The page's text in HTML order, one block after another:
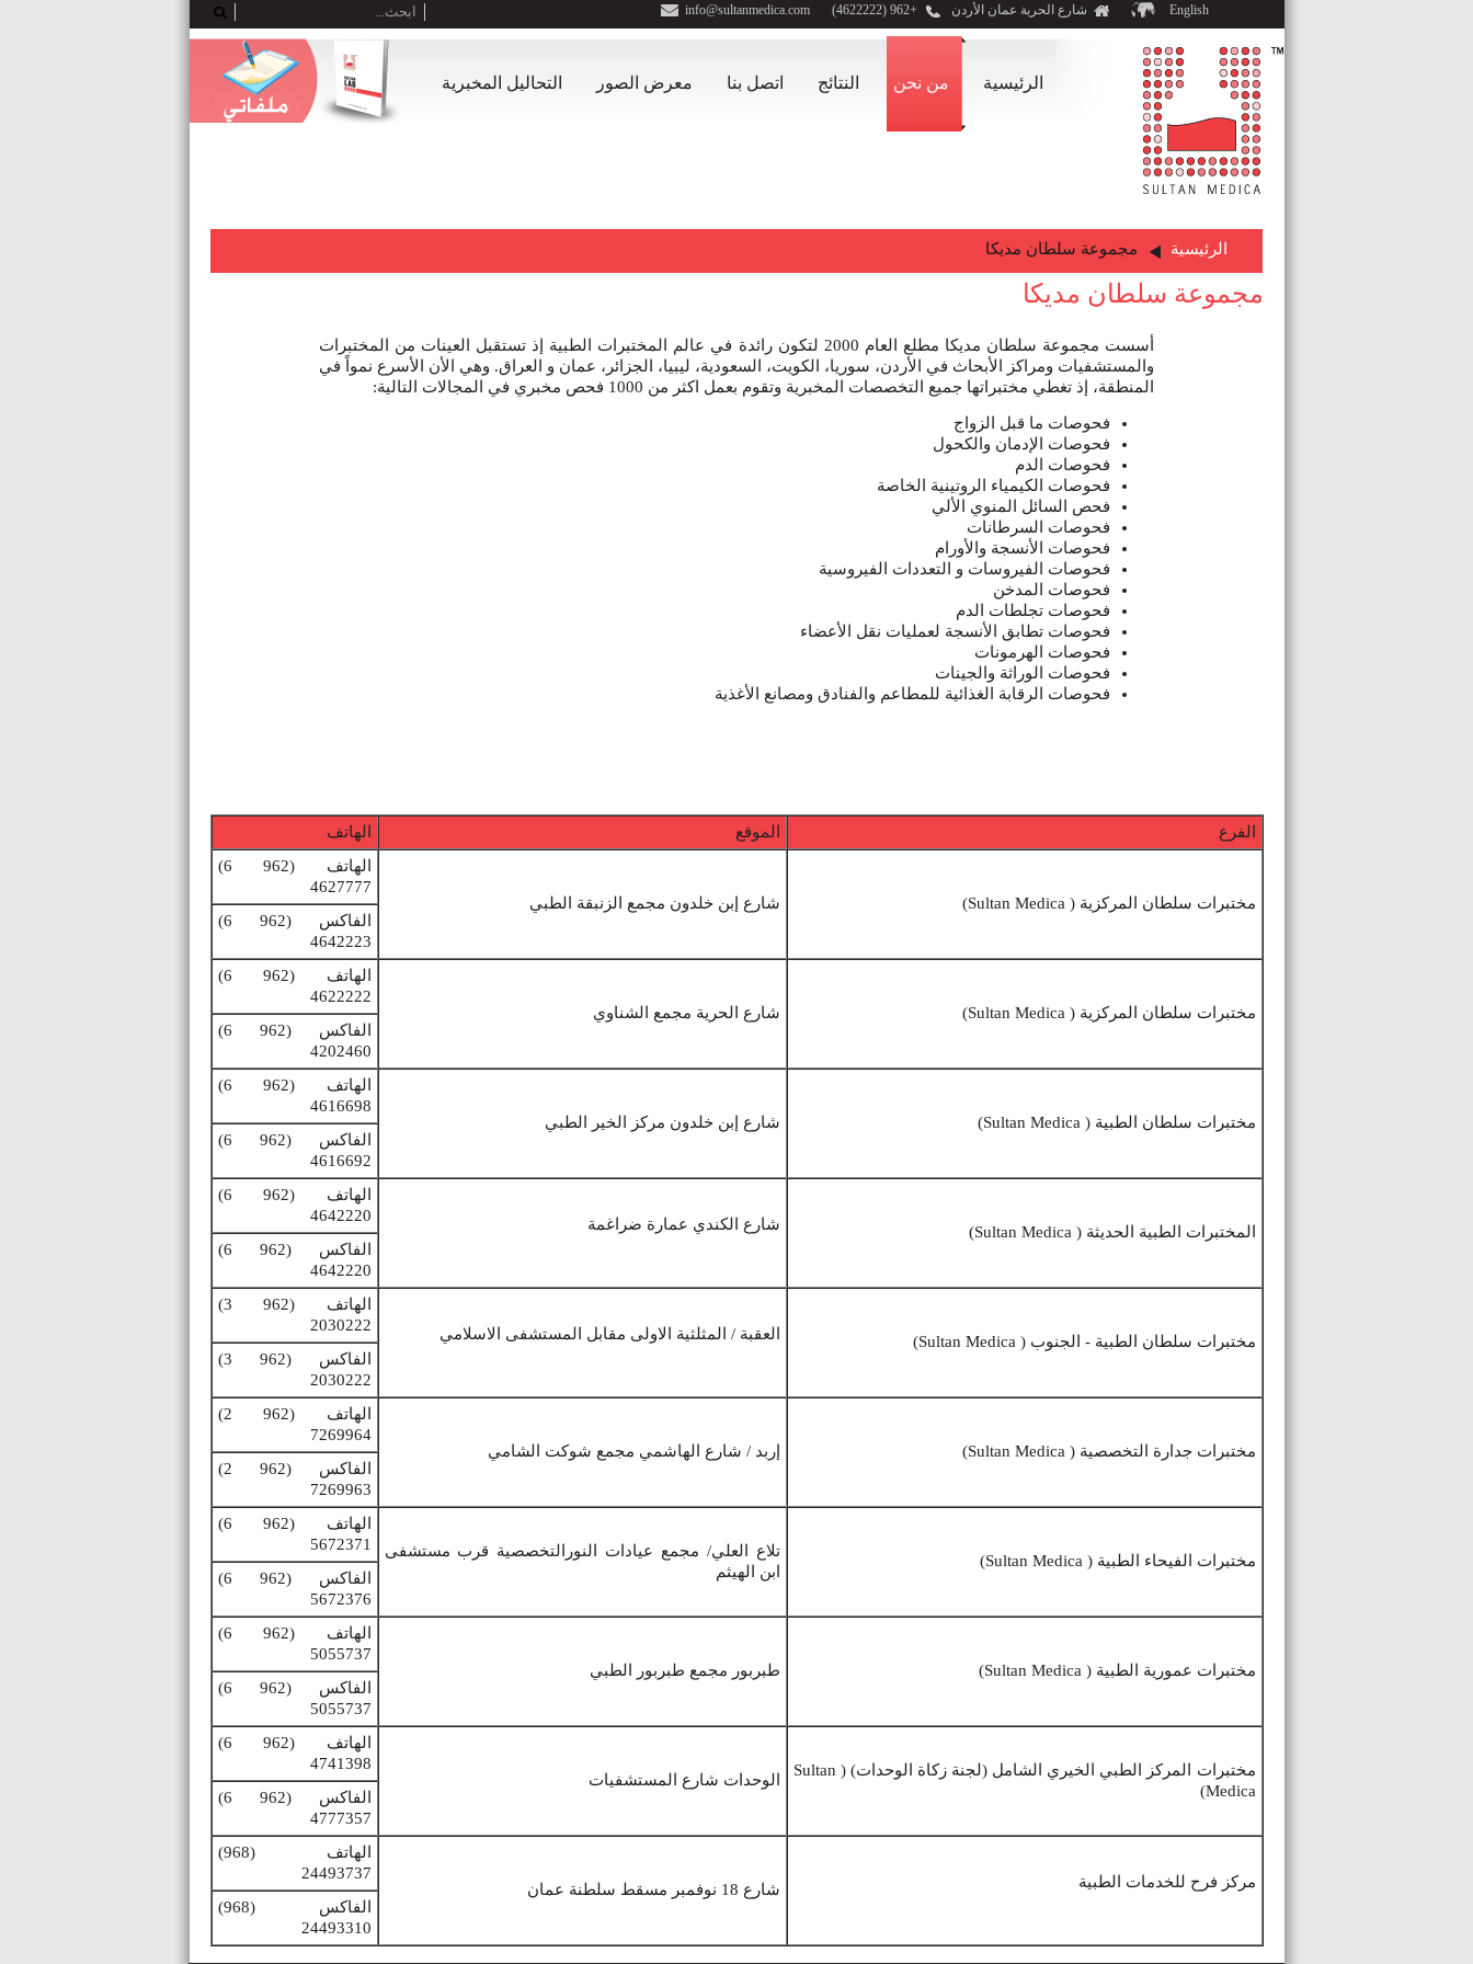
info@sultanmedica.com +962 (4622222) شارع الحرية عمان الأردن English
الرئيسية من نحن النتائج اتصل بنا معرض الصور التحاليل المخبرية
الرئيسية مجموعة سلطان مديكا
مجموعة سلطان مديكا
أسست مجموعة سلطان مديكا مطلع العام 2000 لتكون رائدة في عالم المختبرات الطبية إذ تستقبل العينات من المختبرات
والمستشفيات ومراكز الأبحاث في الأردن، سوريا، الكويت، السعودية، ليبيا، الجزائر، عمان و العراق. وهي الأن الأسرع نمواً في
المنطقة، إذ تغطي مختبراتها جميع التخصصات المخبرية وتقوم بعمل اكثر من 1000 فحص مخبري في المجالات التالية:
فحوصات ما قبل الزواج
فحوصات الإدمان والكحول
فحوصات الدم
فحوصات الكيمياء الروتينية الخاصة
فحص السائل المنوي الألي
فحوصات السرطانات
فحوصات الأنسجة والأورام
فحوصات الفيروسات و التعددات الفيروسية
فحوصات المدخن
فحوصات تجلطات الدم
فحوصات تطابق الأنسجة لعمليات نقل الأعضاء
فحوصات الهرمونات
فحوصات الوراثة والجينات
فحوصات الرقابة الغذائية للمطاعم والفنادق ومصانع الأغذية
الفرع الموقع الهاتف
مختبرات سلطان المركزية ( Sultan Medica) شارع إبن خلدون مجمع الزنبقة الطبي
الهاتف (6 962)
4627777
الفاكس(6 962)
4642223
مختبرات سلطان المركزية ( Sultan Medica) شارع الحرية مجمع الشناوي
الهاتف (6 962)
4622222
الفاكس(6 962)
4202460
مختبرات سلطان الطبية ( Sultan Medica) شارع إبن خلدون مركز الخير الطبي
الهاتف (6 962)
4616698
الفاكس(6 962)
4616692
المختبرات الطبية الحديثة ( Sultan Medica) شارع الكندي عمارة ضراغمة
الهاتف (6 962)
4642220
الفاكس(6 962)
4642220
مختبرات سلطان الطبية - الجنوب ( Sultan Medica) العقبة / المثلثية الاولى مقابل المستشفى الاسلامي
الهاتف (3 962)
2030222
الفاكس(3 962)
2030222
مختبرات جدارة التخصصية ( Sultan Medica) إربد / شارع الهاشمي مجمع شوكت الشامي
الهاتف (2 962)
7269964
الفاكس(2 962)
7269963
مختبرات الفيحاء الطبية ( Sultan Medica)
تلاع العلي/ مجمع عيادات النورالتخصصية قرب مستشفى
ابن الهيثم
الهاتف (6 962)
5672371
الفاكس(6 962)
5672376
مختبرات عمورية الطبية ( Sultan Medica) طبربور مجمع طبربور الطبي
الهاتف (6 962)
5055737
الفاكس(6 962)
5055737
مختبرات المركز الطبي الخيري الشامل (لجنة زكاة الوحدات) ( Sultan
Medica)
الوحدات شارع المستشفيات
الهاتف (6 962)
4741398
الفاكس(6 962)
4777357
مركز فرح للخدمات الطبية شارع 18 نوفمبر مسقط سلطنة عمان
الهاتف(968)
24493737
الفاكس(968)
24493310